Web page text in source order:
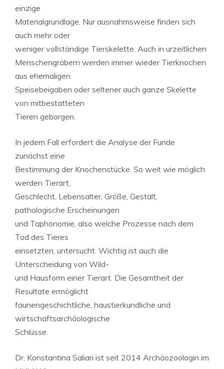
einzige
Materialgrundlage. Nur ausnahmsweise finden sich
auch mehr oder
weniger vollständige Tierskelette. Auch in urzeitlichen
Menschengräbern werden immer wieder Tierknochen
aus ehemaligen
Speisebeigaben oder seltener auch ganze Skelette
von mitbestatteten
Tieren geborgen.
In jedem Fall erfordert die Analyse der Funde
zunächst eine
Bestimmung der Knochenstücke. So weit wie möglich
werden Tierart,
Geschlecht, Lebensalter, Größe, Gestalt,
pathologische Erscheinungen
und Taphonomie, also welche Prozesse nach dem
Tod des Tieres
einsetzten, untersucht. Wichtig ist auch die
Unterscheidung von Wild-
und Hausform einer Tierart. Die Gesamtheit der
Resultate ermöglicht
faunengeschichtliche, haustierkundliche und
wirtschaftsarchäologische
Schlüsse.
Dr. Konstantina Saliari ist seit 2014 Archäozoologin im